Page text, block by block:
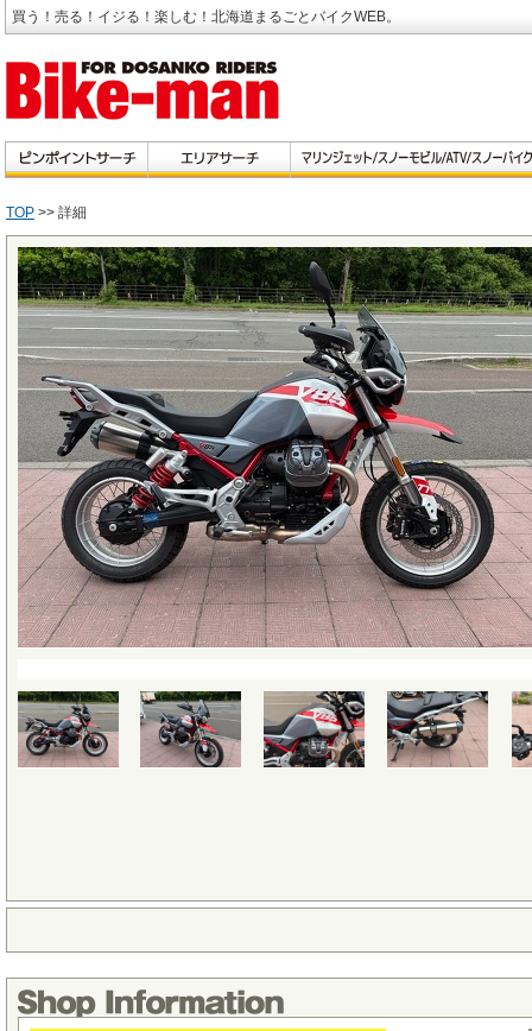
買う！売る！イジる！楽しむ！北海道まるごとバイクWEB。
TOP >> 詳細